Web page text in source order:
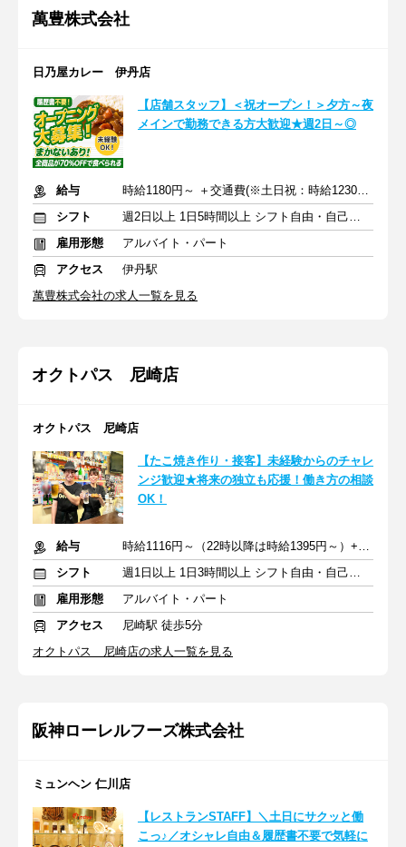
萬豊株式会社
日乃屋カレー 伊丹店
【店舗スタッフ】＜祝オープン！＞夕方～夜
メインで勤務できる方大歓迎★週2日～◎
給与
時給1180円～ ＋交通費(※土日祝：時給1230円～ )
シフト
週2日以上 1日5時間以上 シフト自由・自己申告
雇用形態
アルバイト・パート
アクセス
伊丹駅
萬豊株式会社の求人一覧を見る
オクトパス 尼崎店
オクトパス 尼崎店
【たこ焼き作り・接客】未経験からのチャレ
ンジ歓迎★将来の独立も応援！働き方の相談
OK！
給与
時給1116円～（22時以降は時給1395円～）+交通費別途一部支給
シフト
週1日以上 1日3時間以上 シフト自由・自己申告
雇用形態
アルバイト・パート
アクセス
尼崎駅 徒歩5分
オクトパス 尼崎店の求人一覧を見る
阪神ローレルフーズ株式会社
ミュンヘン 仁川店
【レストランSTAFF】＼土日にサクッと働
こっ♪／オシャレ自由＆履歴書不要で気軽に